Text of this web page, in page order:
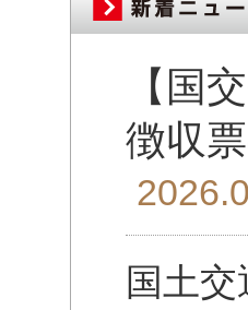
【国
徴収
国土